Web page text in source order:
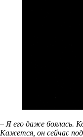
– Я его даже боялась.
Кажется, он сейчас